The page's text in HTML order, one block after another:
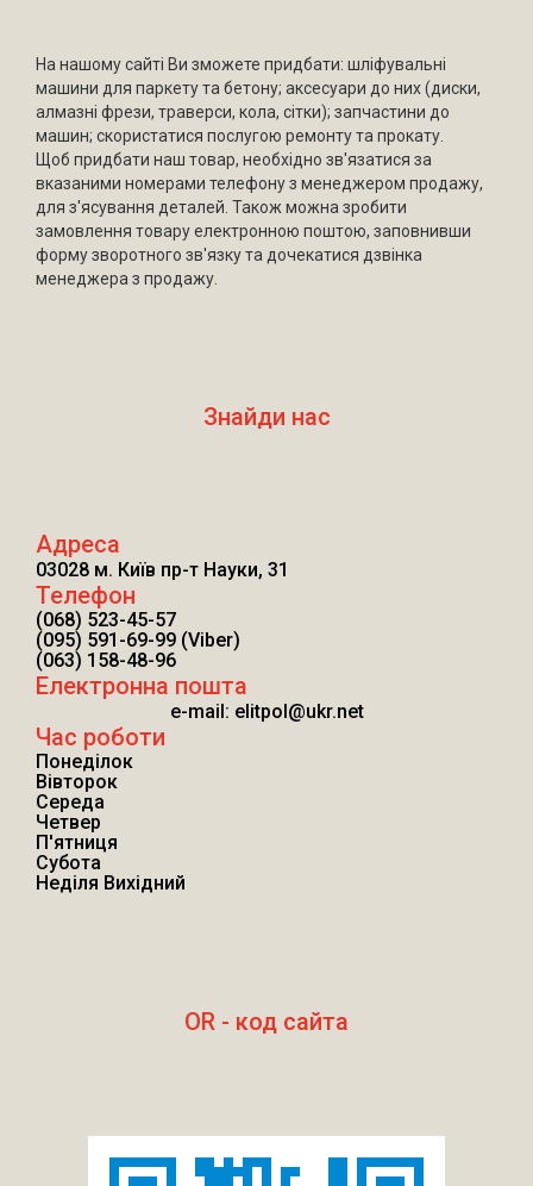
На нашому сайті Ви зможете придбати: шліфувальні
машини для паркету та бетону; аксесуари до них (диски,
алмазні фрези, траверси, кола, сітки); запчастини до
машин; скористатися послугою ремонту та прокату.
Щоб придбати наш товар, необхідно зв'язатися за
вказаними номерами телефону з менеджером продажу,
для з'ясування деталей. Також можна зробити
замовлення товару електронною поштою, заповнивши
форму зворотного зв'язку та дочекатися дзвінка
менеджера з продажу.
Знайди нас
Адреса
03028 м. Київ пр-т Науки, 31
Телефон
(068) 523-45-57
(095) 591-69-99 (Viber)
(063) 158-48-96
Електронна пошта
e-mail: elitpol@ukr.net
Час роботи
Понеділок
Вівторок
Середа
Четвер
П'ятниця
Субота
Неділя Вихідний
OR - код сайта